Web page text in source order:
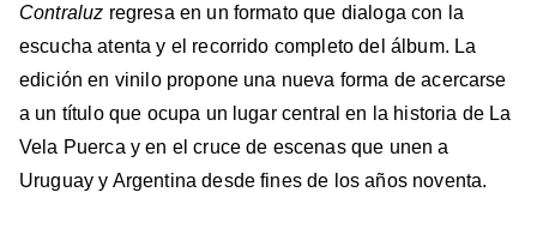
Contraluz regresa en un formato que dialoga con la
escucha atenta y el recorrido completo del álbum. La
edición en vinilo propone una nueva forma de acercarse
a un título que ocupa un lugar central en la historia de La
Vela Puerca y en el cruce de escenas que unen a
Uruguay y Argentina desde fines de los años noventa.